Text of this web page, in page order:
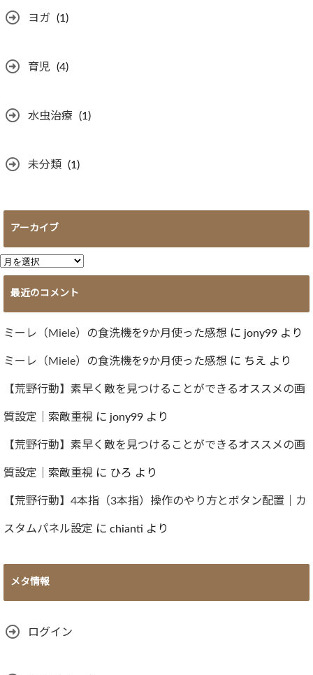
ヨガ (1)
育児 (4)
水虫治療 (1)
未分類 (1)
アーカイブ
ア
ー
イ
ブ
最近のコメント
ミーレ（Miele）の食洗機を9か月使った感想 に jony99 より
ミーレ（Miele）の食洗機を9か月使った感想 に ちえ より
【荒野行動】素早く敵を見つけることができるオススメの画
質設定｜索敵重視 に jony99 より
【荒野行動】素早く敵を見つけることができるオススメの画
質設定｜索敵重視 に ひろ より
【荒野行動】4本指（3本指）操作のやり方とボタン配置｜カ
スタムパネル設定 に chianti より
メタ情報
ログイン